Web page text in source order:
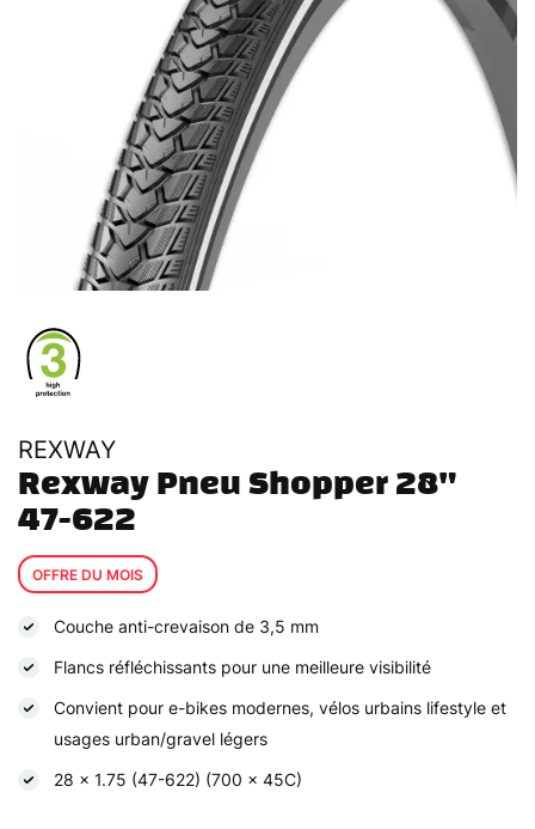
REXWAY
Rexway Pneu Shopper 28"
47-622
OFFRE DU MOIS
Couche anti-crevaison de 3,5 mm
Flancs réfléchissants pour une meilleure visibilité
Convient pour e-bikes modernes, vélos urbains lifestyle et
usages urban/gravel légers
28 x 1.75 (47-622) (700 x 45C)